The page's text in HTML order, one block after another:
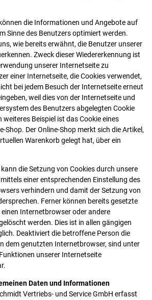
die Informationen und Angebote auf
Sinne des Benutzers optimiert werden.
wie bereits erwähnt, die Benutzer unserer
Zweck dieser Wiedererkennung ist
unserer Internetseite zu
einer Internetseite, die Cookies verwendet,
bei jedem Besuch der Internetseite erneut
weil dies von der Internetseite und
des Benutzers abgelegten Cookie
weiteres Beispiel ist das Cookie eines
Shop. Der Online-Shop merkt sich die Artikel,
Warenkorb gelegt hat, über ein
die Setzung von Cookies durch unsere
einer entsprechenden Einstellung des
verhindern und damit der Setzung von
Ferner können bereits gesetzte
Internetbrowser oder andere
werden. Dies ist in allen gängigen
Deaktiviert die betroffene Person die
dem genutzten Internetbrowser, sind unter
unserer Internetseite
Daten und Informationen
Vertriebs- und Service GmbH erfasst